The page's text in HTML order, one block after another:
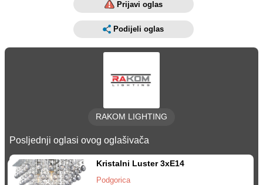
Prijavi oglas
Podijeli oglas
RAKOM LIGHTING
Posljednji oglasi ovog oglašivača
Kristalni Luster 3xE14
Podgorica